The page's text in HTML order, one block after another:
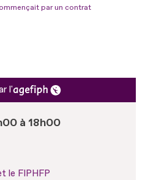
par un contrat
l'
à 18h00
le FIPHFP